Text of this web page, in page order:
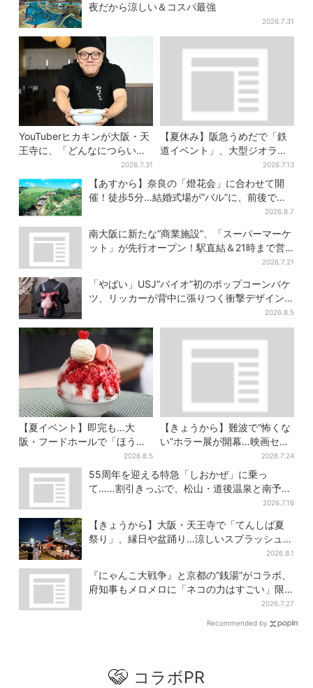
夜だから涼しい＆コスパ最強
2026.7.31
YouTuberヒカキンが大阪・天
王寺に、「どんなにつらい時
でも…」ラーメン愛＆兄セイ
キンとの思い出を語る
2026.7.31
【夏休み】阪急うめだで「鉄
道イベント」、大型ジオラマ
＆運転体験コーナー…豪華ゲ
ストも4人登場
2026.7.13
【あすから】奈良の「燈花会」に合わせて開
催！徒歩5分…結婚式場が“バル”に、前後で食
2026.8.7
南大阪に新たな“商業施設”、「スーパーマーケ
ット」が先行オープン！駅直結＆21時まで営
2026.7.21
「やばい」USJ“バイオ”初のポップコーンバケ
ツ、リッカーが背中に張りつく衝撃デザイン
2026.8.5
【夏イベント】即完も…大
阪・フードホールで「ほうせ
き箱」の“限定かき氷”が復
活！一夜限りの盆踊りも
2026.8.5
【きょうから】難波で“怖くな
い”ホラー展が開幕…映画セッ
トのなかに入って、怪異も触
り放題！？
2026.7.24
55周年を迎える特急「しおかぜ」に乗っ
て……割引きっぷで、松山・道後温泉と南予を
2026.7.16
【きょうから】大阪・天王寺で「てんしば夏
祭り」、縁日や盆踊り…涼しいスプラッシュタ
2026.8.1
『にゃんこ大戦争』と京都の“銭湯”がコラボ、
府知事もメロメロに「ネコの力はすごい」限
2026.7.27
Recommended by
コラボPR